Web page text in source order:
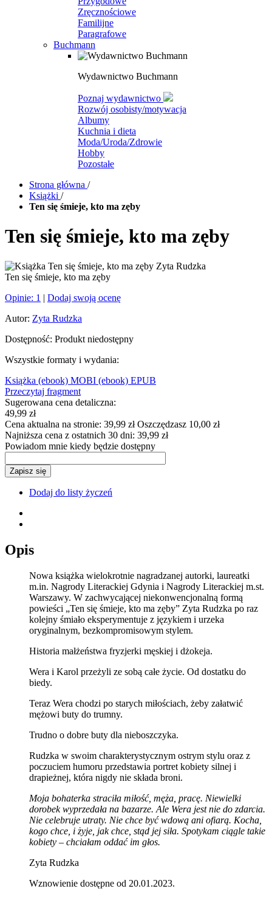
Zręcznościowe
Familijne
Paragrafowe
Buchmann
Wydawnictwo Buchmann
Poznaj wydawnictwo
Rozwój osobisty/motywacja
Albumy
Kuchnia i dieta
Moda/Uroda/Zdrowie
Hobby
Pozostałe
Strona główna /
Książki /
Ten się śmieje, kto ma zęby
Ten się śmieje, kto ma zęby
Ten się śmieje, kto ma zęby
Opinie: 1 | Dodaj swoją ocenę
Autor: Zyta Rudzka
Dostępność: Produkt niedostępny
Wszystkie formaty i wydania:
Książka (ebook) MOBI (ebook) EPUB
Przeczytaj fragment
Sugerowana cena detaliczna:
49,99 zł
Cena aktualna na stronie: 39,99 złOszczędzasz 10,00 zł
Najniższa cena z ostatnich 30 dni: 39,99 zł
Powiadom mnie kiedy będzie dostępny
Zapisz się
Dodaj do listy życzeń
Opis
Nowa książka wielokrotnie nagradzanej autorki, laureatki
m.in. Nagrody Literackiej Gdynia i Nagrody Literackiej m.st.
Warszawy. W zachwycającej niekonwencjonalną formą
powieści „Ten się śmieje, kto ma zęby” Zyta Rudzka po raz
kolejny śmiało eksperymentuje z językiem i urzeka
oryginalnym, bezkompromisowym stylem.
Historia małżeństwa fryzjerki męskiej i dżokeja.
Wera i Karol przeżyli ze sobą całe życie. Od dostatku do
biedy.
Teraz Wera chodzi po starych miłościach, żeby załatwić
mężowi buty do trumny.
Trudno o dobre buty dla nieboszczyka.
Rudzka w swoim charakterystycznym ostrym stylu oraz z
poczuciem humoru przedstawia portret kobiety silnej i
drapieżnej, która nigdy nie składa broni.
Moja bohaterka straciła miłość, męża, pracę. Niewielki
dorobek wyprzedała na bazarze. Ale Wera jest nie do zdarcia.
Nie celebruje utraty. Nie chce być wdową ani ofiarą. Kocha,
kogo chce, i żyje, jak chce, stąd jej siła. Spotykam ciągle takie
kobiety – chciałam oddać im głos.
Zyta Rudzka
Wznowienie dostępne od 20.01.2023.